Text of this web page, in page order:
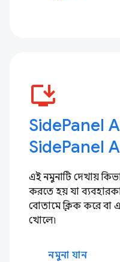
install_desktop
SidePanel
SidePanel
এই নমুনাটি দেখায়
করতে হয় যা
বোতামে ক্লিক করে বা
খোলে৷
নমুনা যান